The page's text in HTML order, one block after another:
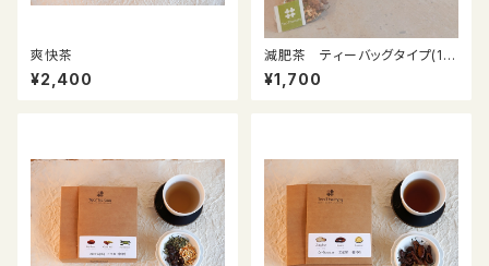
爽快茶
¥2,400
減肥茶 ティーバッグタイプ(10
個入り)
¥1,700